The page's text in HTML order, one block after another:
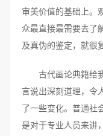
审美价值的基础上。
众最直接最需要去了
及真伪的鉴定，就很
古代画论典籍给我
言说出深刻道理，令
了一些变化。普通社
是对于专业人员来讲